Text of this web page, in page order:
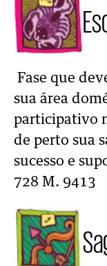
Fase que
sua área
participativo
de perto sua
sucesso e
728 M. 9413